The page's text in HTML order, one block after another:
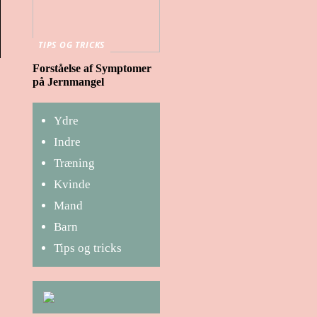
TIPS OG TRICKS
Forståelse af Symptomer
på Jernmangel
Ydre
Indre
Træning
Kvinde
Mand
Barn
Tips og tricks